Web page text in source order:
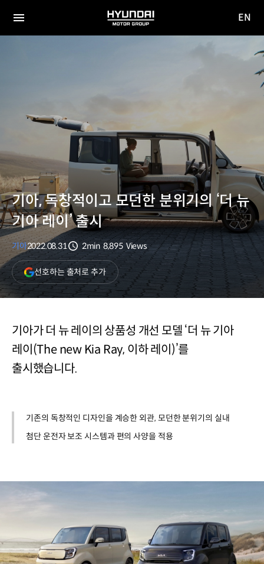
전체
HYUNDAI
MOTOR
이동
EN
기아, 독창적이고 모던한 분위기의 ‘더 뉴
기아 레이’ 출시
기아2022.08.31
분량
2min
조회수
8,895 Views
선호하는 출처로 추가(새
창
열림)
기아가 더 뉴 레이의 상품성 개선 모델 ‘더 뉴 기아
레이(The new Kia Ray, 이하 레이)’를
출시했습니다.
기존의 독창적인 디자인을 계승한 외관, 모던한 분위기의 실내
첨단 운전자 보조 시스템과 편의 사양을 적용